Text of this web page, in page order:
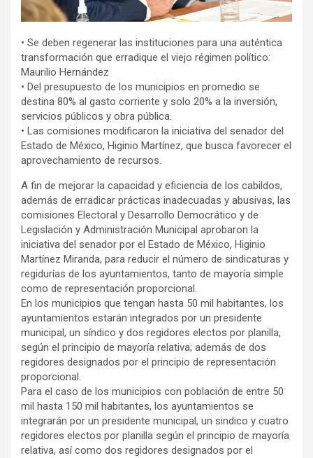
• Se deben regenerar las instituciones para una auténtica
transformación que erradique el viejo régimen político:
Maurilio Hernández
• Del presupuesto de los municipios en promedio se
destina 80% al gasto corriente y solo 20% a la inversión,
servicios públicos y obra pública.
• Las comisiones modificaron la iniciativa del senador del
Estado de México, Higinio Martínez, que busca favorecer el
aprovechamiento de recursos.
A fin de mejorar la capacidad y eficiencia de los cabildos,
además de erradicar prácticas inadecuadas y abusivas, las
comisiones Electoral y Desarrollo Democrático y de
Legislación y Administración Municipal aprobaron la
iniciativa del senador por el Estado de México, Higinio
Martínez Miranda, para reducir el número de sindicaturas y
regidurías de los ayuntamientos, tanto de mayoría simple
como de representación proporcional.
En los municipios que tengan hasta 50 mil habitantes, los
ayuntamientos estarán integrados por un presidente
municipal, un síndico y dos regidores electos por planilla,
según el principio de mayoría relativa; además de dos
regidores designados por el principio de representación
proporcional.
Para el caso de los municipios con población de entre 50
mil hasta 150 mil habitantes, los ayuntamientos se
integrarán por un presidente municipal, un sindico y cuatro
regidores electos por planilla según el principio de mayoría
relativa, así como dos regidores designados por el